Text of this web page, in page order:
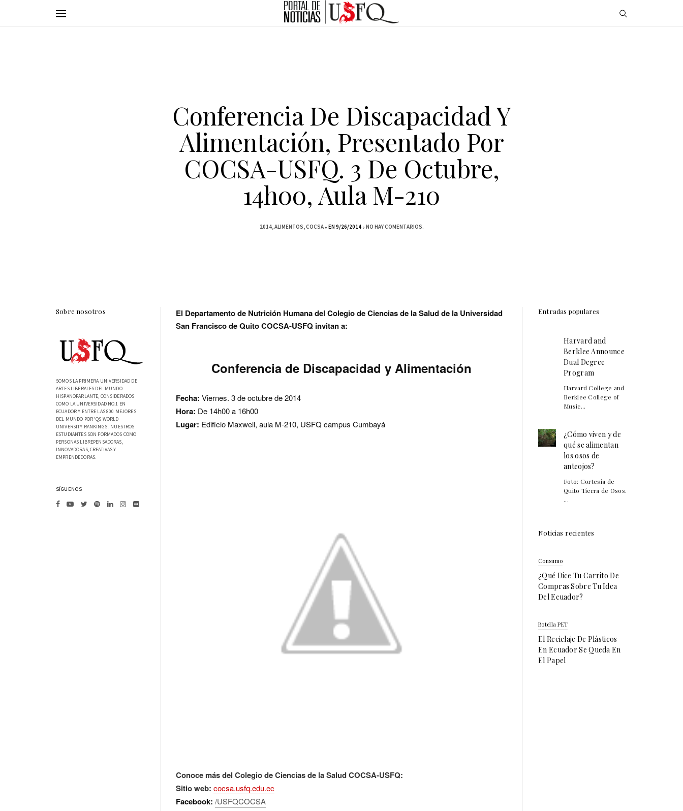
Conferencia De Discapacidad Y
Alimentación, Presentado Por
COCSA-USFQ. 3 De Octubre,
14h00, Aula M-210
2014 ALIMENTOS COCSA EN 9/26/2014 NO HAY COMENTARIOS.
El Departamento de Nutrición Humana del Colegio de Ciencias de la Salud de la Universidad
San Francisco de Quito COCSA-USFQ invitan a:
Conferencia de Discapacidad y Alimentación
Fecha: Viernes. 3 de octubre de 2014
Hora: De 14h00 a 16h00
Lugar: Edificio Maxwell, aula M-210, USFQ campus Cumbayá
Conoce más del Colegio de Ciencias de la Salud COCSA-USFQ:
Sitio web: cocsa.usfq.edu.ec
Facebook: /USFQCOCSA
Sobre nosotros
SOMOS LA PRIMERA UNIVERSIDAD DE
ARTES LIBERALES DEL MUNDO
HISPANOPARLANTE, CONSIDERADOS
COMO LA UNIVERSIDAD NO.1 EN
ECUADOR Y ENTRE LAS 800 MEJORES
DEL MUNDO POR 'QS WORLD
UNIVERSITY RANKINGS'. NUESTROS
ESTUDIANTES SON FORMADOS COMO
PERSONAS LIBREPENSADORAS,
INNOVADORAS, CREATIVAS Y
EMPRENDEDORAS.
SÍGUENOS
Entradas populares
Harvard and
Berklee Announce
Dual Degree
Program
Harvard College and
Berklee College of
Music...
¿Cómo viven y de
qué se alimentan
los osos de
anteojos?
Foto: Cortesía de
Quito Tierra de Osos.
...
Noticias recientes
Consumo
¿Qué Dice Tu Carrito De
Compras Sobre Tu Idea
Del Ecuador?
Botella PET
El Reciclaje De Plásticos
En Ecuador Se Queda En
El Papel